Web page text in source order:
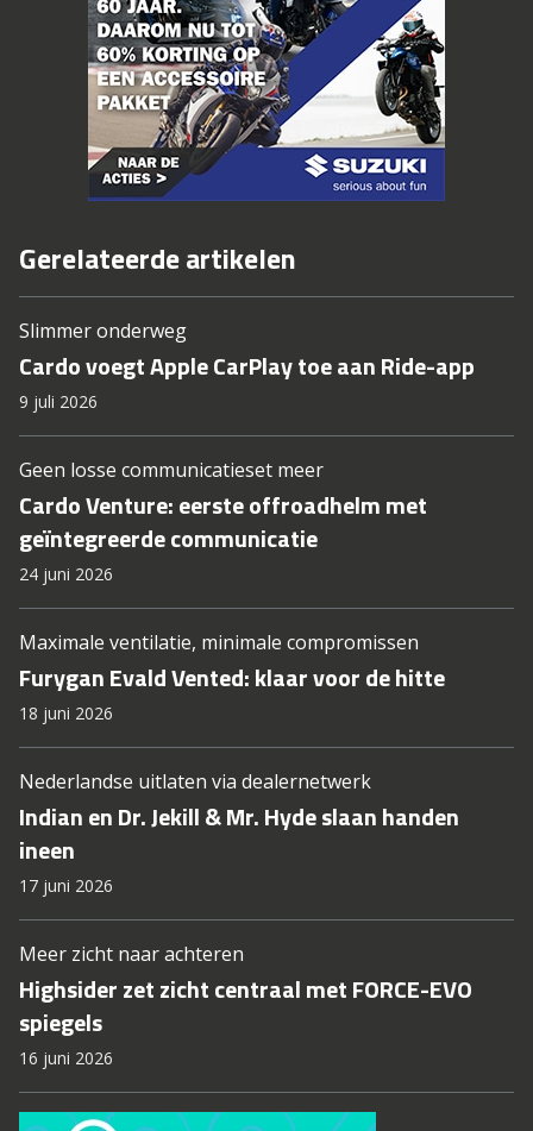
Gerelateerde artikelen
Slimmer onderweg
Cardo voegt Apple CarPlay toe aan Ride-app
9 juli 2026
Geen losse communicatieset meer
Cardo Venture: eerste offroadhelm met
geïntegreerde communicatie
24 juni 2026
Maximale ventilatie, minimale compromissen
Furygan Evald Vented: klaar voor de hitte
18 juni 2026
Nederlandse uitlaten via dealernetwerk
Indian en Dr. Jekill & Mr. Hyde slaan handen
ineen
17 juni 2026
Meer zicht naar achteren
Highsider zet zicht centraal met FORCE-EVO
spiegels
16 juni 2026